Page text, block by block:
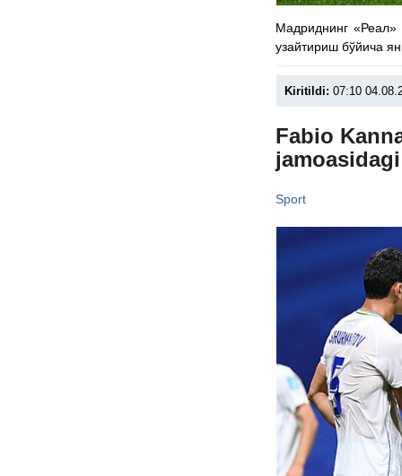
Мадриднинг «Реал»
узайтириш бўйича
Kiritildi: 07:10
Fabio
Sport